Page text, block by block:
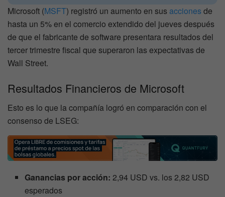
Microsoft (MSFT) registró un aumento en sus accionesde
hasta un 5% en el comercio extendido del jueves después
de que el fabricante de software presentara resultados del
tercer trimestre fiscal que superaron las expectativas de
Wall Street.
Resultados Financieros de Microsoft
Esto es lo que la compañía logró en comparación con el
consenso de LSEG:
Ganancias por acción: 2,94 USD vs. los 2,82 USD
esperados